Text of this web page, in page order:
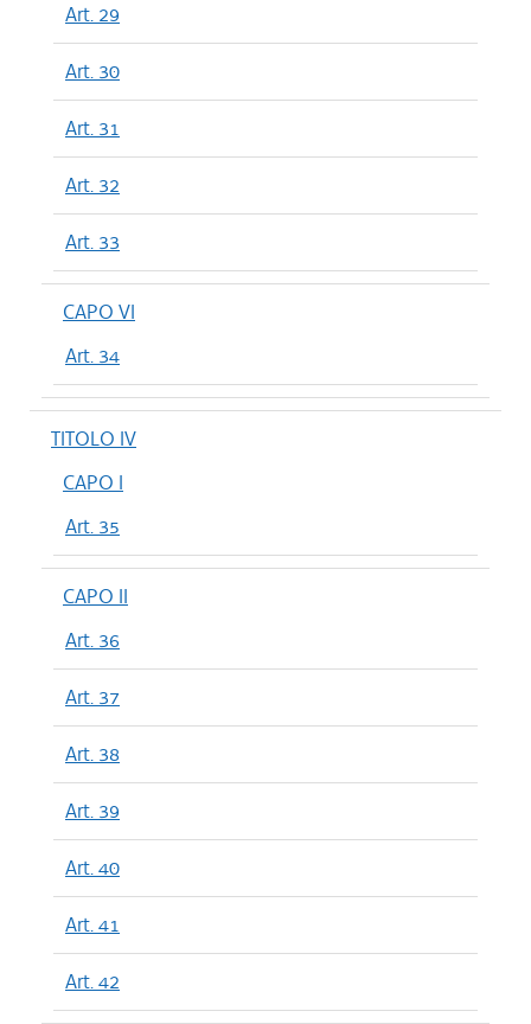
Art. 29
Art. 30
Art. 31
Art. 32
Art. 33
CAPO VI
Art. 34
TITOLO IV
CAPO I
Art. 35
CAPO II
Art. 36
Art. 37
Art. 38
Art. 39
Art. 40
Art. 41
Art. 42